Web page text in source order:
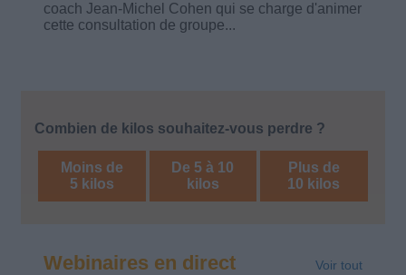
coach Jean-Michel Cohen qui se charge d'animer
cette consultation de groupe...
Combien de kilos souhaitez-vous perdre ?
Moins de
5 kilos
De 5 à 10
kilos
Plus de
10 kilos
Webinaires en direct Voir tout